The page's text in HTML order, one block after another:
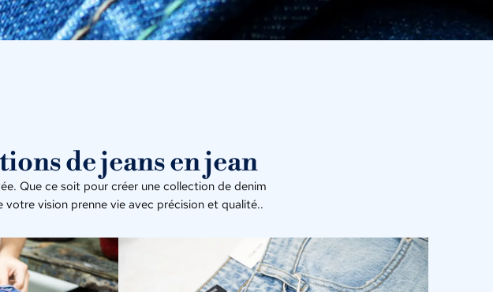
de jeans en jean
Que ce soit pour créer une collection de denim
vision prenne vie avec précision et qualité..